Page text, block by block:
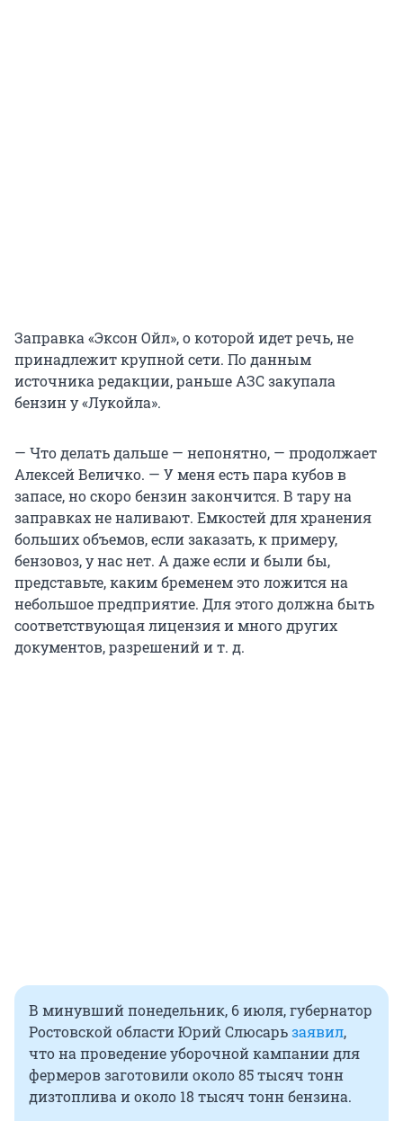
Заправка «Эксон Ойл», о которой идет речь, не
принадлежит крупной сети. По данным
источника редакции, раньше АЗС закупала
бензин у «Лукойла».
— Что делать дальше — непонятно, — продолжает
Алексей Величко. — У меня есть пара кубов в
запасе, но скоро бензин закончится. В тару на
заправках не наливают. Емкостей для хранения
больших объемов, если заказать, к примеру,
бензовоз, у нас нет. А даже если и были бы,
представьте, каким бременем это ложится на
небольшое предприятие. Для этого должна быть
соответствующая лицензия и много других
документов, разрешений и т. д.
В минувший понедельник, 6 июля, губернатор
Ростовской области Юрий Слюсарьзаявил,
что на проведение уборочной кампании для
фермеров заготовили около 85 тысяч тонн
дизтоплива и около 18 тысяч тонн бензина.